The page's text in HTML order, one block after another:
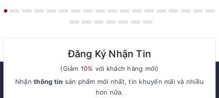
Đăng Ký Nhận Tin
(Giảm 10% với khách hàng mới)
Nhậnthông tin sản phẩm mới nhất, tin khuyến mãi và nhiều
hơn nữa.